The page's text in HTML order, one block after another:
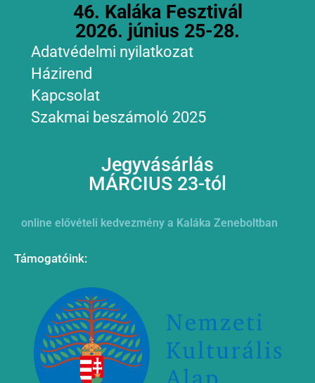
46. Kaláka Fesztivál
2026. június 25-28.
Adatvédelmi nyilatkozat
Házirend
Kapcsolat
Szakmai beszámoló 2025
Jegyvásárlás
MÁRCIUS 23-tól
online elővételi kedvezmény a Kaláka Zeneboltban
Támogatóink: